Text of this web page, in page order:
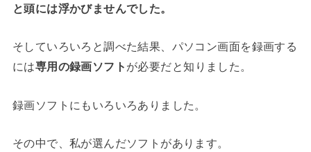
と頭には浮かびませんでした。
そしていろいろと調べた結果、パソコン画面を録画する
には専用の録画ソフト が必要だと知りました。
録画ソフトにもいろいろありました。
その中で、私が選んだソフトがあります。